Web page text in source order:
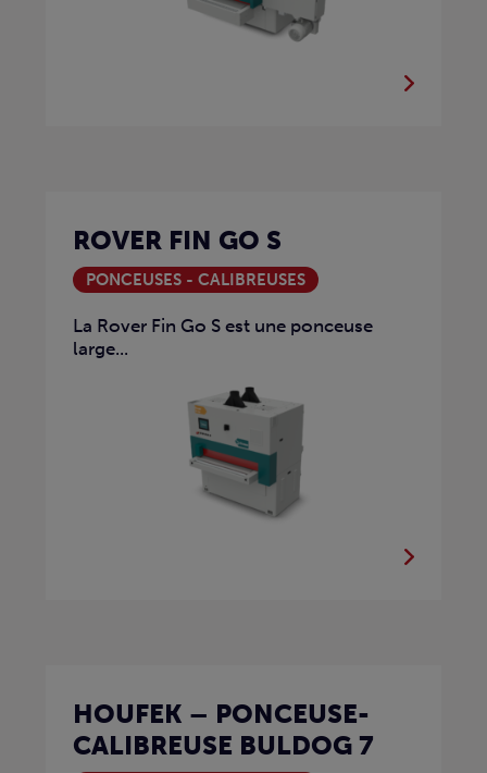
ROVER FIN GO S
PONCEUSES - CALIBREUSES
La Rover Fin Go S est une ponceuse
large...
HOUFEK – PONCEUSE-
CALIBREUSE BULDOG 7